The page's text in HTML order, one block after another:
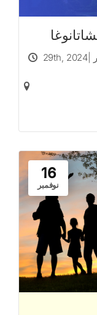
فبراير 29th, 2024 | 02:00 مساءً - فبراير 29th, 2024|
16
نوفمبر